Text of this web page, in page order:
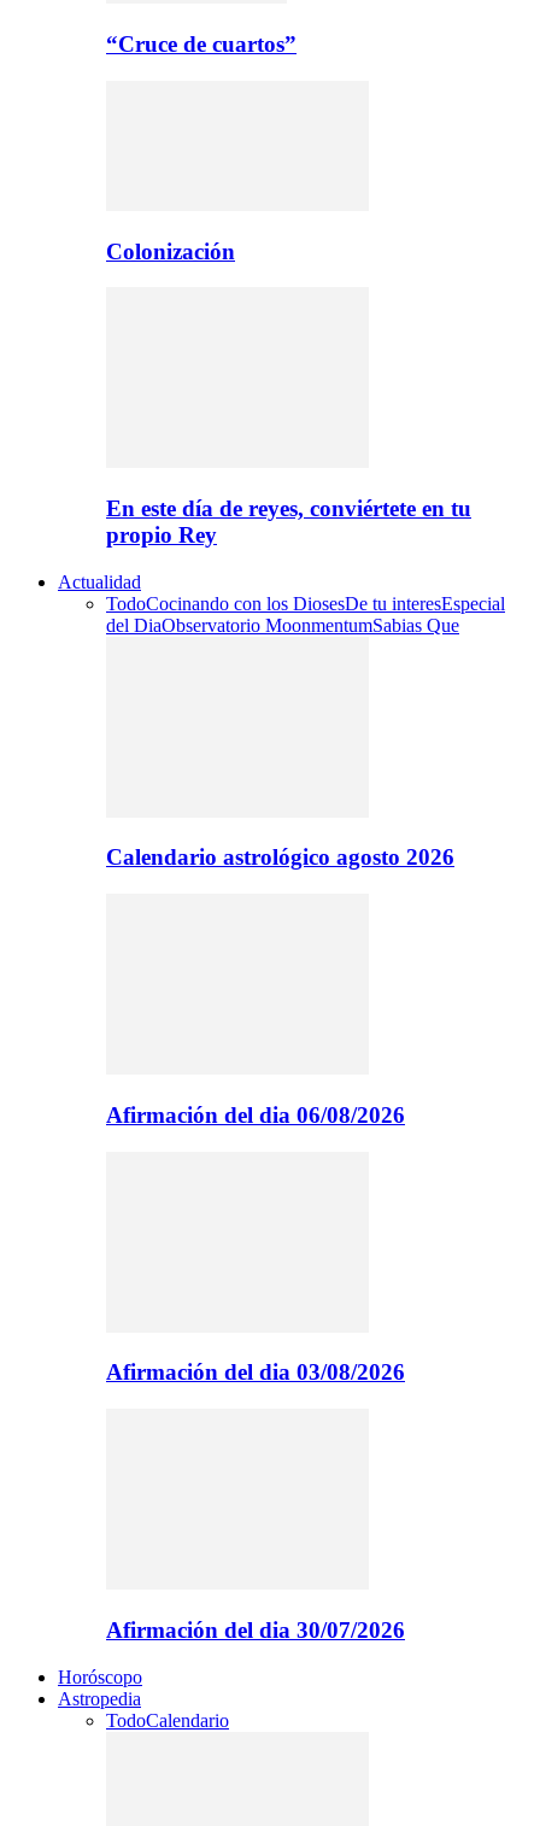
“Cruce de cuartos”
Colonización
En este día de reyes, conviértete en tu
propio Rey
Actualidad
TodoCocinando con los DiosesDe tu interesEspecial
del DiaObservatorio MoonmentumSabias Que
Calendario astrológico agosto 2026
Afirmación del dia 06/08/2026
Afirmación del dia 03/08/2026
Afirmación del dia 30/07/2026
Horóscopo
Astropedia
TodoCalendario